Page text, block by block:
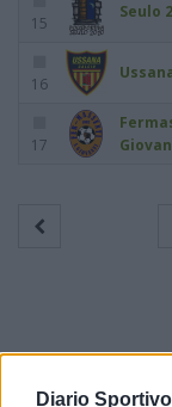
Diario
15
Seulo
16
17